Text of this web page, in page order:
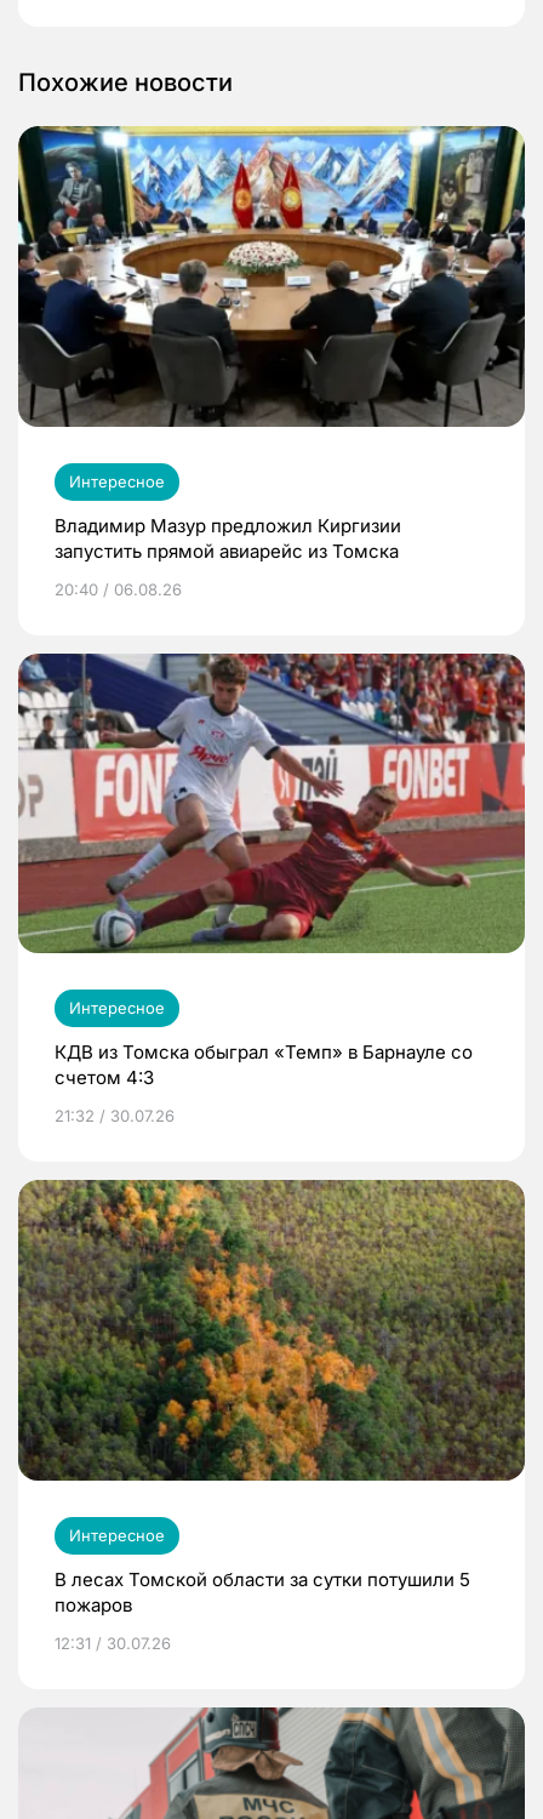
Похожие новости
Интересное
Владимир Мазур предложил Киргизии
запустить прямой авиарейс из Томска
20:40 / 06.08.26
Интересное
КДВ из Томска обыграл «Темп» в Барнауле со
счетом 4:3
21:32 / 30.07.26
Интересное
В лесах Томской области за сутки потушили 5
пожаров
12:31 / 30.07.26